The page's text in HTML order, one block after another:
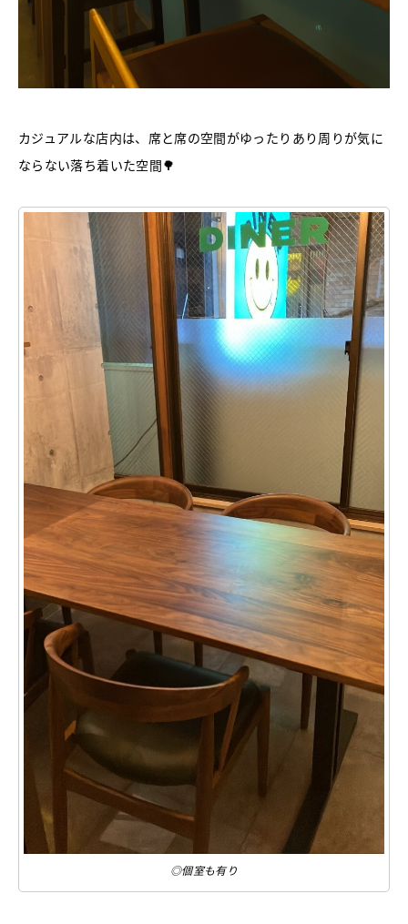
カジュアルな店内は、席と席の空間がゆったりあり周りが気に
ならない落ち着いた空間🌳
◎個室も有り